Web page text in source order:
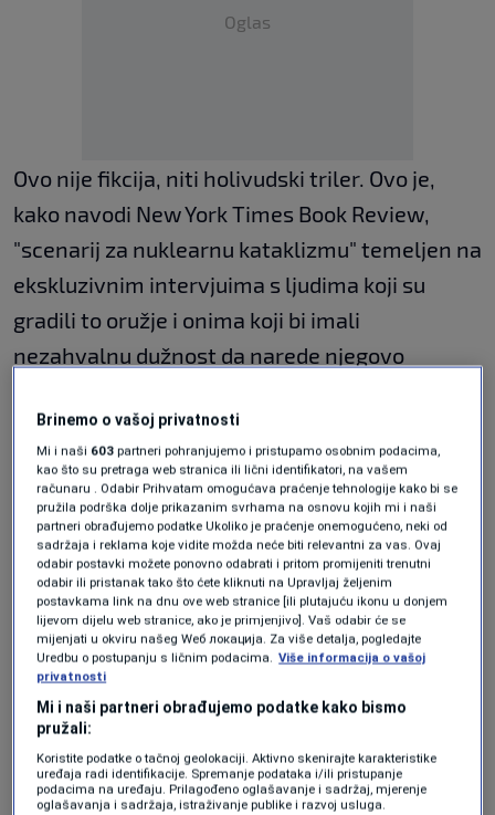
Oglas
Ovo nije fikcija, niti holivudski triler. Ovo je,
kako navodi New York Times Book Review,
"scenarij za nuklearnu kataklizmu" temeljen na
ekskluzivnim intervjuima s ljudima koji su
gradili to oružje i onima koji bi imali
nezahvalnu dužnost da narede njegovo
Šta se događa u 72 minute nakon lansiranja?
Jacobsen donosi forenzički precizan prikaz
onoga što bi se dogodilo u onom trenutku kada
odvraćanje ne uspije. Knjiga prati točno 72
minute – koliko je potrebno od lansiranja prve
interkontinentalne balističke rakete do
potpunog smaka svijeta kakvog poznajemo.
"Bez objave rata, možda čak i greškom, točkica
na radarskom ekranu mogla bi značiti kraj",
upozorava autorica.
Brinemo o vašoj privatnosti
Mi i naši 603 partneri pohranjujemo i pristupamo osobnim podacima,
kao što su pretraga web stranica ili lični identifikatori, na vašem
računaru . Odabir Prihvatam omogućava praćenje tehnologije kako bi se
pružila podrška dolje prikazanim svrhama na osnovu kojih mi i naši
partneri obrađujemo podatke Ukoliko je praćenje onemogućeno, neki od
sadržaja i reklama koje vidite možda neće biti relevantni za vas. Ovaj
odabir postavki možete ponovno odabrati i pritom promijeniti trenutni
odabir ili pristanak tako što ćete kliknuti na Upravljaj željenim
postavkama link na dnu ove web stranice [ili plutajuću ikonu u donjem
lijevom dijelu web stranice, ako je primjenjivo]. Vaš odabir će se
mijenjati u okviru našeg Wеб локација. Za više detalja, pogledajte
Uredbu o postupanju s ličnim podacima. Više informacija o vašoj
privatnosti
Mi i naši partneri obrađujemo podatke kako bismo
pružali:
Koristite podatke o tačnoj geolokaciji. Aktivno skenirajte karakteristike
uređaja radi identifikacije. Spremanje podataka i/ili pristupanje
podacima na uređaju. Prilagođeno oglašavanje i sadržaj, mjerenje
oglašavanja i sadržaja, istraživanje publike i razvoj usluga.